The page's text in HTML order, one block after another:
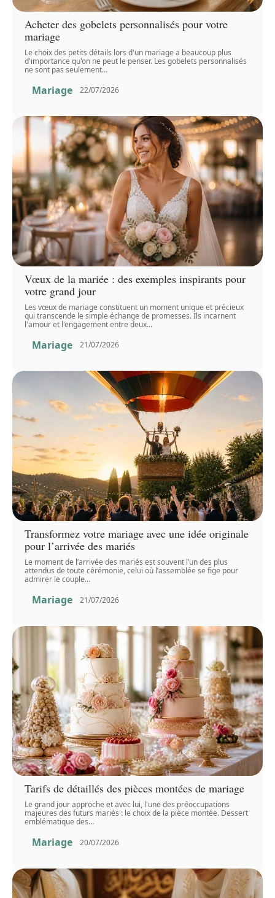
Acheter des gobelets personnalisés pour votre
mariage
Le choix des petits détails lors d'un mariage a beaucoup plus
d'importance qu'on ne peut le penser. Les gobelets personnalisés
ne sont pas seulement…
Mariage 22/07/2026
Vœux de la mariée : des exemples inspirants pour
votre grand jour
Les vœux de mariage constituent un moment unique et précieux
qui transcende le simple échange de promesses. Ils incarnent
l'amour et l'engagement entre deux…
Mariage 21/07/2026
Transformez votre mariage avec une idée originale
pour l’arrivée des mariés
Le moment de l’arrivée des mariés est souvent l’un des plus
attendus de toute cérémonie, celui où l’assemblée se fige pour
admirer le couple…
Mariage 21/07/2026
Tarifs de détaillés des pièces montées de mariage
Le grand jour approche et avec lui, l'une des préoccupations
majeures des futurs mariés : le choix de la pièce montée. Dessert
emblématique des…
Mariage 20/07/2026